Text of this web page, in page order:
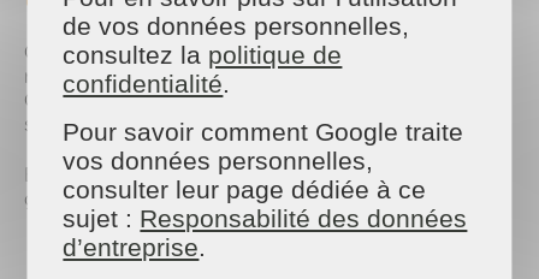
Choisir les cadeaux, décorer le sapin, préparer les
repas, visiter les marchés de Noël…
Ce sont des moments précieux qu’on veut vivre
sans stress.
En confiant votre ménage à un professionnel, vous
gagnez :
dutemps libre,
de vos données personnelles,
consultez la politique de
confidentialité
Pour savoir comment Google traite
vos données personnelles,
consulter leur page dédiée à ce
sujet : Responsabilité des données
d’entreprise